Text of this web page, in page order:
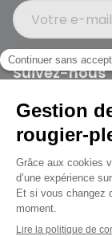
Votre e-mail
Suivez-nous
Rougier et Plé